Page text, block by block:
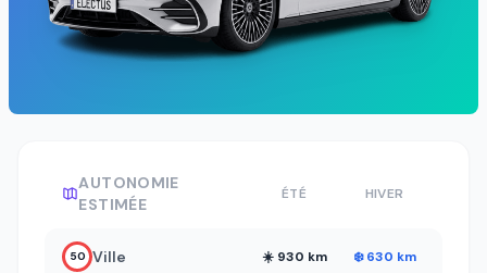
AUTONOMIE
ESTIMÉE
ÉTÉ HIVER
50 Ville ☀️ 930 km ❄️ 630 km